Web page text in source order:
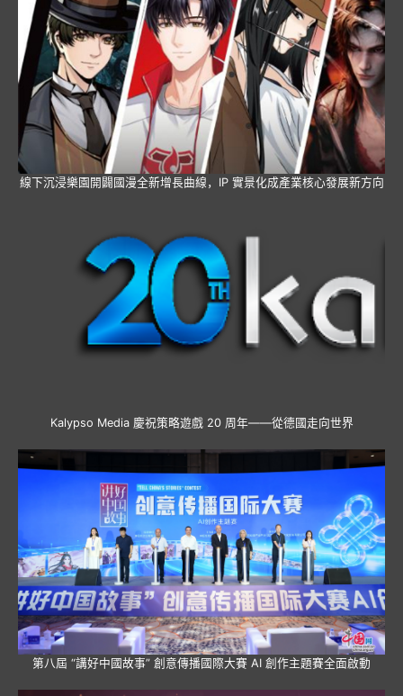
線下沉浸樂園開闢國漫全新增長曲線，IP 實景化成產業核心發展新方向
Kalypso Media 慶祝策略遊戲 20 周年——從德國走向世界
第八屆 “講好中國故事” 創意傳播國際大賽 AI 創作主題賽全面啟動